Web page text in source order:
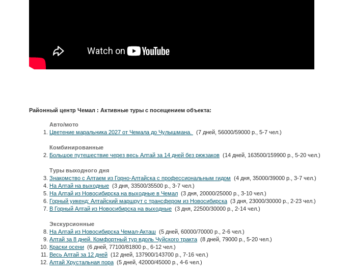
Районный центр Чемал : Активные туры с посещением объекта:
Авто/мото
Цветение маральника 2027 от Чемала до Чулышмана.
(7 дней, 56000/59000 р., 5-7 чел.)
Комбинированные
Большое путешествие через весь Алтай за 14 дней без рюкзаков (14 дней, 163500/159900 р., 5-20 чел.)
Туры выходного дня
Знакомство с Алтаем из Горно-Алтайска с профессиональным гидом (4 дня, 35000/39000 р., 3-7 чел.)
На Алтай на выходные (3 дня, 33500/35500 р., 3-7 чел.)
На Алтай из Новосибирска на выходные в Чемал (3 дня, 20000/25000 р., 3-10 чел.)
Горный уикенд: Алтайский маршрут с трансфером из Новосибирска (3 дня, 23000/30000 р., 2-23 чел.)
В Горный Алтай из Новосибирска на выходные (3 дня, 22500/30000 р., 2-14 чел.)
Экскурсионные
На Алтай из Новосибирска Чемал-Акташ (5 дней, 60000/70000 р., 2-6 чел.)
Алтай за 8 дней. Комфортный тур вдоль Чуйского тракта (8 дней, 79000 р., 5-20 чел.)
Краски осени (6 дней, 77100/81800 р., 6-12 чел.)
Весь Алтай за 12 дней (12 дней, 137900/143700 р., 7-16 чел.)
Алтай Хрустальная пора (5 дней, 42000/45000 р., 4-6 чел.)